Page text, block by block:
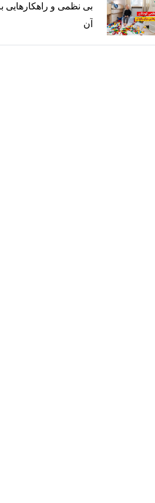
بی نظمی و راهکارهایی
آن